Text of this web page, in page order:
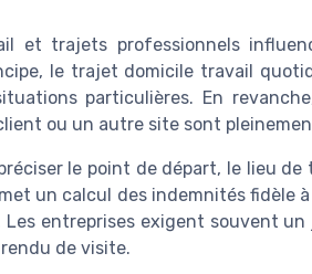
et trajets professionnels
le trajet domicile travail
particulières. En
ou un autre site sont
le point de départ, le lieu
un calcul des indemnités fidèle
entreprises exigent souvent
de visite.